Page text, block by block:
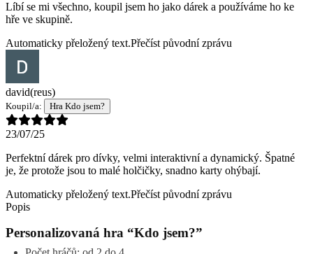
Líbí se mi všechno, koupil jsem ho jako dárek a používáme ho ke
hře ve skupině.
Automaticky přeložený text.Přečíst původní zprávu
david(reus)
Koupil/a: Hra Kdo jsem?
23/07/25
Perfektní dárek pro dívky, velmi interaktivní a dynamický. Špatné
je, že protože jsou to malé holčičky, snadno karty ohýbají.
Automaticky přeložený text.Přečíst původní zprávu
Popis
Personalizovaná hra “Kdo jsem?”